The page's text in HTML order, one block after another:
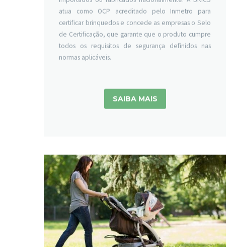
atua como OCP acreditado pelo Inmetro para
certificar brinquedos e concede as empresas o Selo
de Certificação, que garante que o produto cumpre
todos os requisitos de segurança definidos nas
normas aplicáveis.